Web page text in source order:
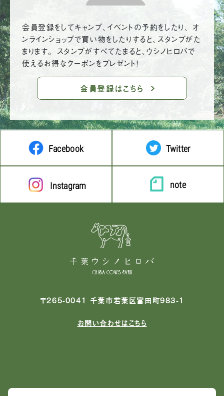
会員登録をしてキャンプ、イベントの予約をしたり、 オ
ンラインショップで買い物をしたりすると、スタンプがた
まります。 スタンプがすべてたまると、ウシノヒロバで
使えるお得なクーポンをプレゼント！
会員登録はこちら
Facebook Twitter
Instagram note
〒265-0041 千葉市若葉区富田町983-1
お問い合わせはこちら